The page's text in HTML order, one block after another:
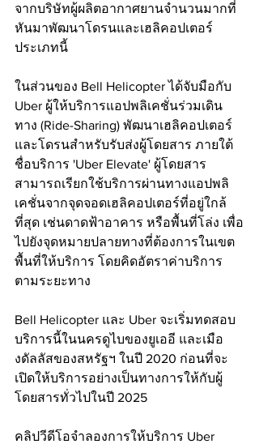
จากบริษัทผู้ผลิตอากาศยานจำนวนมากที่
หันมาพัฒนาโดรนและเฮลิคอปเตอร์
ประเภทนี้
ในส่วนของ Bell Helicopter ได้จับมือกับ ​
Uber ผู้ให้บริการแอปพลิเคชั่นร่วมเดิน
ทาง (Ride-Sharing) พัฒนาเฮลิคอปเตอร์
และโดรนสำหรับรับส่งผู้โดยสาร ภายใต้
ชื่อบริการ 'Uber Elevate' ผู้โดยสาร
สามารถเรียกใช้บริการผ่านทางแอปพลิ
เคชั่นจากจุดจอดเฮลิคอปเตอร์ที่อยู่ใกล้
ที่สุด เช่นดาดฟ้าอาคาร หรือพื้นที่โล่ง เพื่อ
ไปยังจุดหมายปลายทางที่ต้องการในเขต
พื้นที่ให้บริการ โดยคิดอัตราค่าบริการ
ตามระยะทาง
Bell Helicopter และ Uber จะเริ่มทดสอบ
บริการนี้ในนครดูไบของยูเออี และเมือ
งดัลลัสของสหรัฐฯ ในปี 2020 ก่อนที่จะ
เปิดให้บริการอย่างเป็นทางการให้กับผู้
โดยสารทั่วไปในปี 2025
คลิปวีดีโอจำลองการให้บริการ Uber